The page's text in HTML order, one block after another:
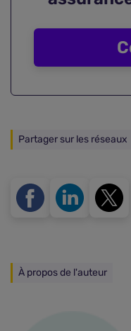
Partager sur les réseaux
À propos de l'auteur